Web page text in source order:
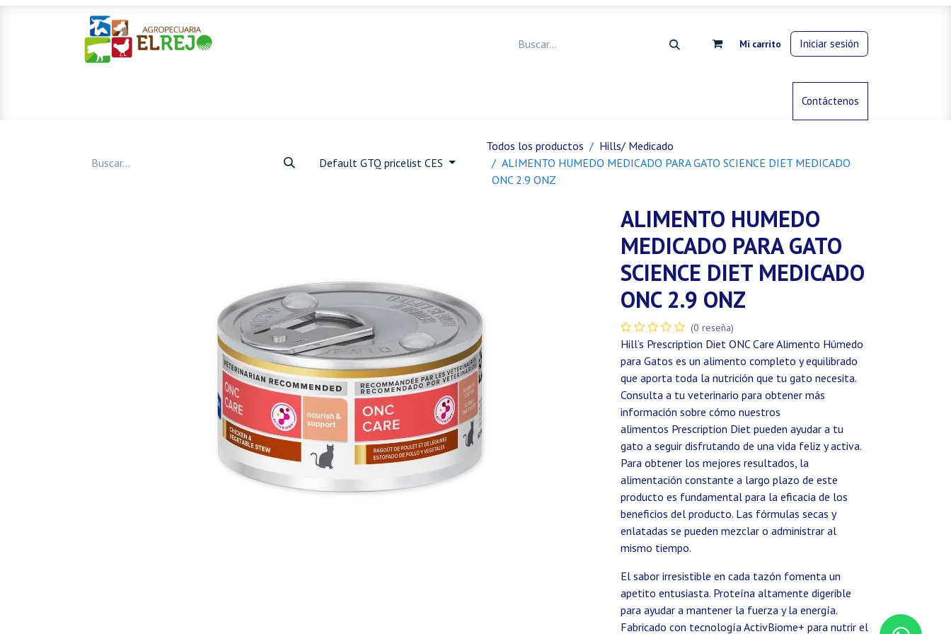
Mi carrito Iniciar sesión
Control de animalesContáctenos
Default GTQ pricelist CES
Todos los productos
Hills/ Medicado
ALIMENTO HUMEDO MEDICADO PARA GATO SCIENCE DIET MEDICADO
ONC 2.9 ONZ
ALIMENTO HUMEDO
MEDICADO PARA GATO
SCIENCE DIET MEDICADO
ONC 2.9 ONZ
(0 reseña)
Hill’s Prescription Diet ONC Care Alimento Húmedo
para Gatos es un alimento completo y equilibrado
que aporta toda la nutrición que tu gato necesita.
Consulta a tu veterinario para obtener más
información sobre cómo nuestros
alimentos Prescription Diet pueden ayudar a tu
gato a seguir disfrutando de una vida feliz y activa.
Para obtener los mejores resultados, la
alimentación constante a largo plazo de este
producto es fundamental para la eficacia de los
beneficios del producto. Las fórmulas secas y
enlatadas se pueden mezclar o administrar al
mismo tiempo.
El sabor irresistible en cada tazón fomenta un
apetito entusiasta. Proteína altamente digerible
para ayudar a mantener la fuerza y la energía.
Fabricado con tecnología ActivBiome+ para nutrir el